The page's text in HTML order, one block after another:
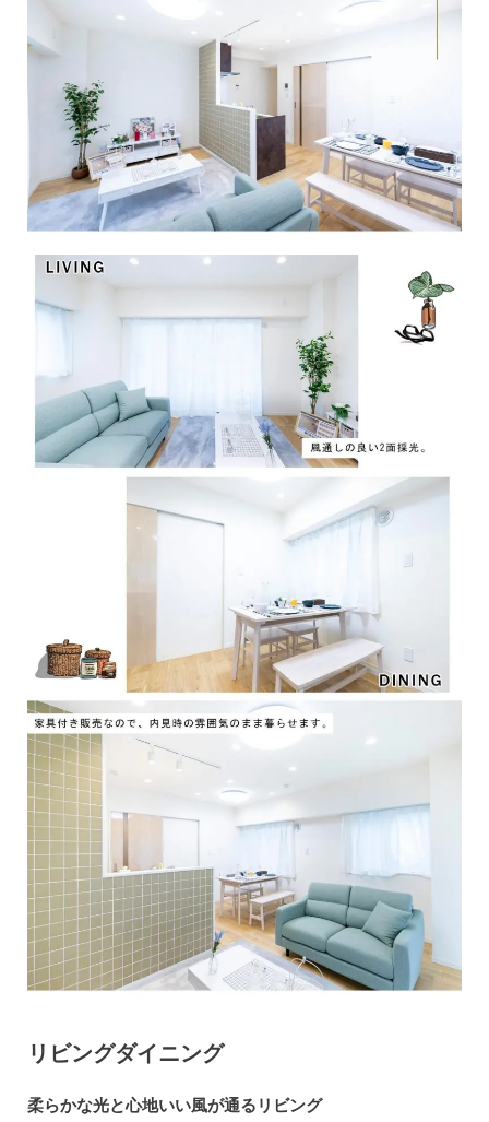
リビングダイニング
柔らかな光と心地いい風が通るリビング